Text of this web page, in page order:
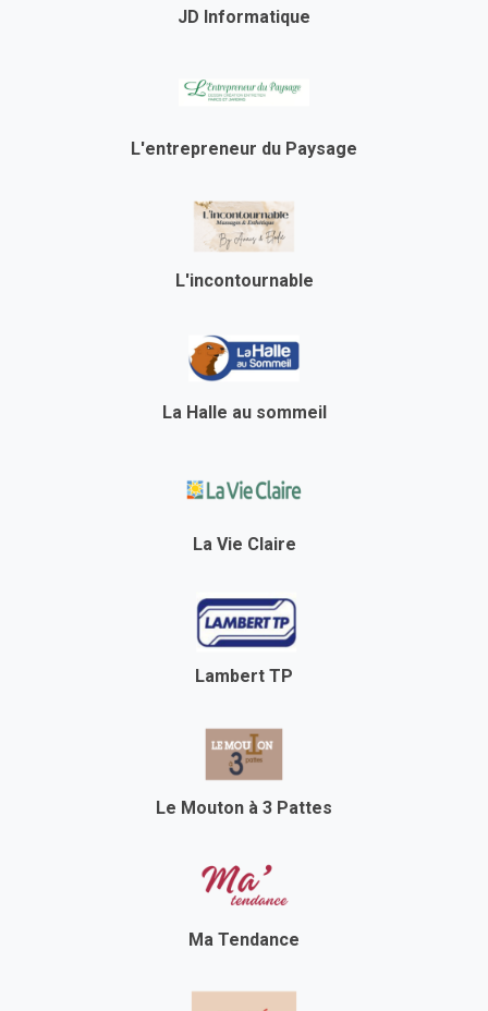
JD Informatique
L'entrepreneur du Paysage
L'incontournable
La Halle au sommeil
La Vie Claire
Lambert TP
Le Mouton à 3 Pattes
Ma Tendance